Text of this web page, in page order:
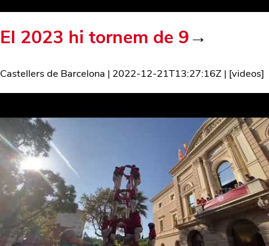
El 2023 hi tornem de 9→
Castellers de Barcelona | 2022-12-21T13:27:16Z | [videos]